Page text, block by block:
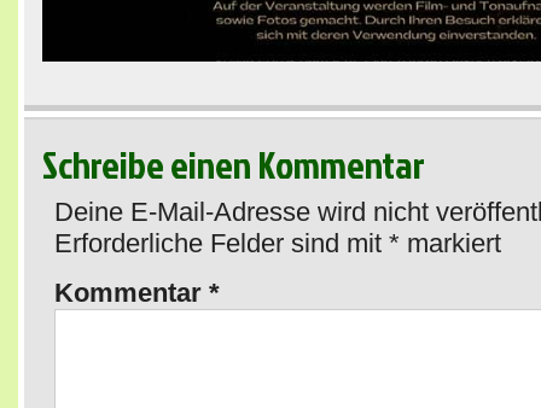
Schreibe einen Kommentar
Deine E-Mail-Adresse wird nicht
Erforderliche Felder sind mit * markiert
Kommentar *